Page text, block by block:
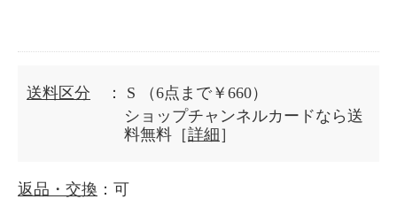
送料区分 ： S
（6点まで￥660）
ショップチャンネルカードなら送
料無料［詳細 ］
返品・交換 ：可